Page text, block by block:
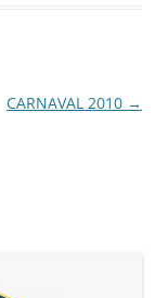
CARNAVAL 2010 →